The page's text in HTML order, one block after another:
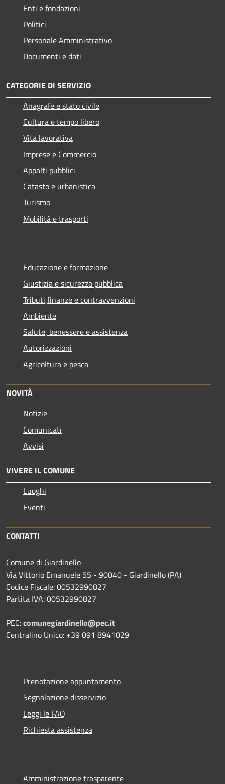
Enti e fondazioni
Politici
Personale Amministrativo
Documenti e dati
CATEGORIE DI SERVIZIO
Anagrafe e stato civile
Cultura e tempo libero
Vita lavorativa
Imprese e Commercio
Appalti pubblici
Catasto e urbanistica
Turismo
Mobilità e trasporti
Educazione e formazione
Giustizia e sicurezza pubblica
Tributi,finanze e contravvenzioni
Ambiente
Salute, benessere e assistenza
Autorizzazioni
Agricoltura e pesca
NOVITÀ
Notizie
Comunicati
Avvisi
VIVERE IL COMUNE
Luoghi
Eventi
CONTATTI
Comune di Giardinello
Via Vittorio Emanuele 55 - 90040 - Giardinello (PA)
Codice Fiscale: 00532990827
Partita IVA: 00532990827
PEC:comunegiardinello@pec.it
Centralino Unico: +39 091 8941029
Prenotazione appuntamento
Segnalazione disservizio
Leggi le FAQ
Richiesta assistenza
Amministrazione trasparente